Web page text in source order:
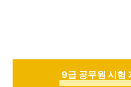
9급 공무원 시험